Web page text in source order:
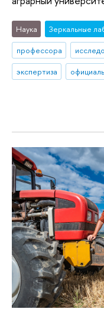
Наука Зеркальные
профессора
экспертиза